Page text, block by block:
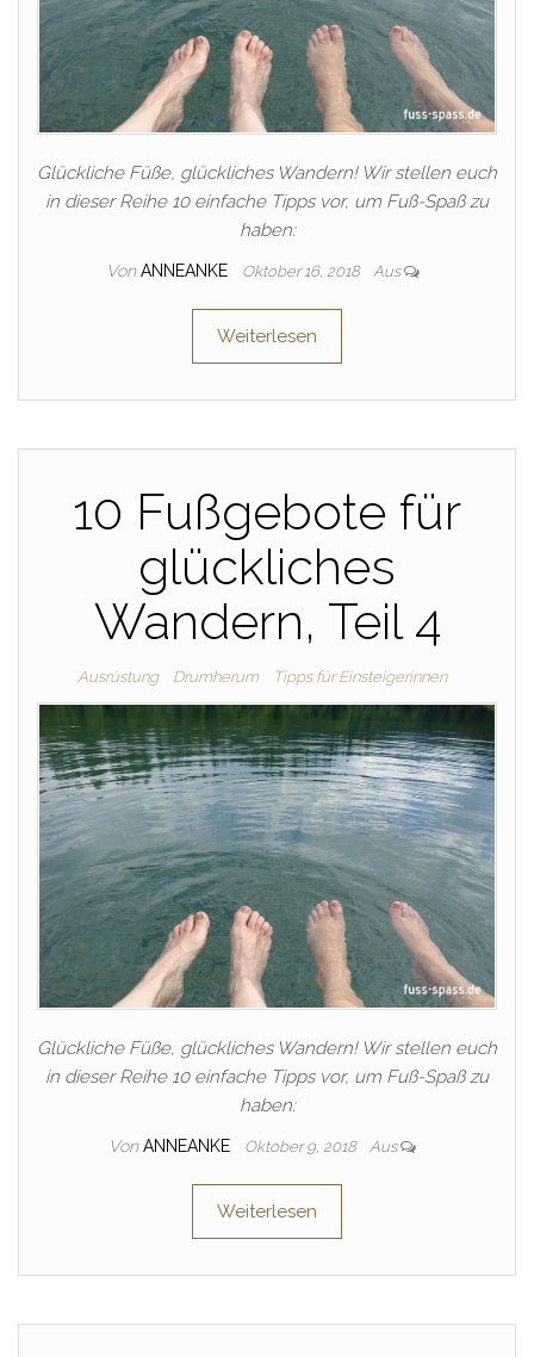
Glückliche Füße, glückliches Wandern! Wir stellen euch
in dieser Reihe 10 einfache Tipps vor, um Fuß-Spaß zu
haben:
Von ANNEANKE Oktober 16, 2018 Aus
Weiterlesen
10 Fußgebote für
glückliches
Wandern, Teil 4
Ausrüstung Drumherum Tipps für Einsteigerinnen
Glückliche Füße, glückliches Wandern! Wir stellen euch
in dieser Reihe 10 einfache Tipps vor, um Fuß-Spaß zu
haben:
Von ANNEANKE Oktober 9, 2018 Aus
Weiterlesen